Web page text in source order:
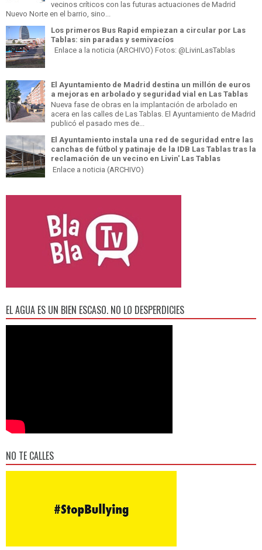
vecinos críticos con las futuras actuaciones de Madrid
Nuevo Norte en el barrio, sino...
Los primeros Bus Rapid empiezan a circular por Las
Tablas: sin paradas y semivacíos
Enlace a la noticia (ARCHIVO) Fotos: @LivinLasTablas
El Ayuntamiento de Madrid destina un millón de euros
a mejoras en arbolado y seguridad vial en Las Tablas
Nueva fase de obras en la implantación de arbolado en
acera en las calles de Las Tablas. El Ayuntamiento de Madrid
publicó el pasado mes de...
El Ayuntamiento instala una red de seguridad entre las
canchas de fútbol y patinaje de la IDB Las Tablas tras la
reclamación de un vecino en Livin' Las Tablas
Enlace a noticia (ARCHIVO)
EL AGUA ES UN BIEN ESCASO. NO LO DESPERDICIES
NO TE CALLES